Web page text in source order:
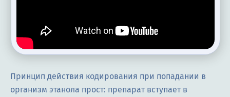
Принцип действия кодирования при попадании в
организм этанола прост: препарат вступает в